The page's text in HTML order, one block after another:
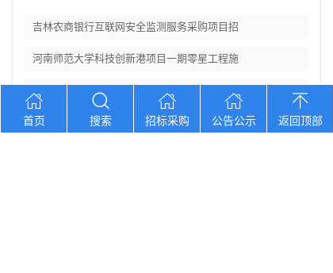
吉林农商银行互联网安全监测服务采购项目招
河南师范大学科技创新港项目一期零星工程施
湖南长银五八2026年通用类电子设备供应
四川省医师协会合作酒店服务采购项目竞争性
首页 搜索 招标采购 公告公示 返回顶部